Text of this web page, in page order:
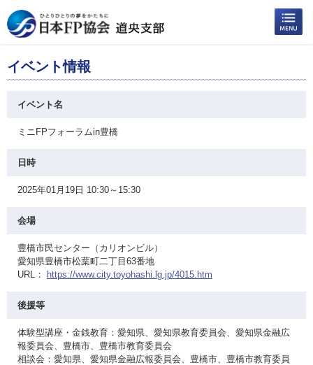
イベント情報
イベント名
ミニFPフォーラムin豊橋
日時
2025年01月19日 10:30～15:30
会場
豊橋市民センター（カリオンビル）
愛知県豊橋市松葉町二丁目63番地
URL：
https://www.city.toyohashi.lg.jp/4015.htm
後援等
体験型講座・金銭教育：愛知県、愛知県教育委員会、愛知県金融広
報委員会、豊橋市、豊橋市教育委員会
相談会：愛知県、愛知県金融広報委員会、豊橋市、豊橋市教育委員